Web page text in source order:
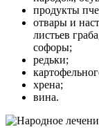
продукты
отвары и
листьев
софоры;
редьки;
хрена;
вина.